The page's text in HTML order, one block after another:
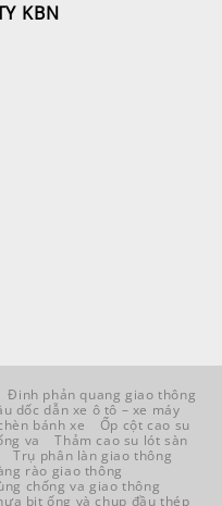
KBN
Đinh phản quang giao thông
dốc dẫn xe ô tô – xe máy
bánh xe
Ốp cột cao su
va
Thảm cao su lót sàn
Trụ phân làn giao thông
rào giao thông
chống va giao thông
bịt ống và chụp đầu thép